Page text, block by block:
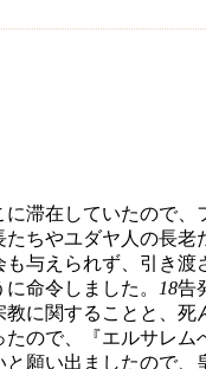
滞在していたので
ちやユダヤ人の長
与えられず、引き渡
命令しました。 18告
に関することと、
ので、『エルサレ
願い出ましたので